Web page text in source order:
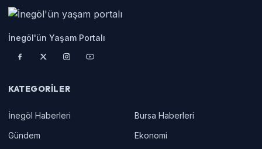
İnegöl'ün Yaşam Portalı
KATEGORILER
İnegöl Haberleri
Bursa Haberleri
Gündem
Ekonomi